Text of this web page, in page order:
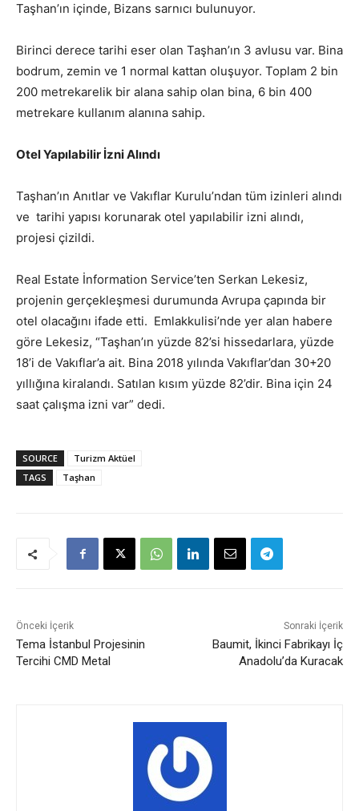
Taşhan’ın içinde, Bizans sarnıcı bulunuyor.
Birinci derece tarihi eser olan Taşhan’ın 3 avlusu var. Bina
bodrum, zemin ve 1 normal kattan oluşuyor. Toplam 2 bin
200 metrekarelik bir alana sahip olan bina, 6 bin 400
metrekare kullanım alanına sahip.
Otel Yapılabilir İzni Alındı
Taşhan’ın Anıtlar ve Vakıflar Kurulu’ndan tüm izinleri alındı
ve tarihi yapısı korunarak otel yapılabilir izni alındı,
projesi çizildi.
Real Estate İnformation Service’ten Serkan Lekesiz,
projenin gerçekleşmesi durumunda Avrupa çapında bir
otel olacağını ifade etti. Emlakkulisi’nde yer alan habere
göre Lekesiz, “Taşhan’ın yüzde 82’si hissedarlara, yüzde
18’i de Vakıflar’a ait. Bina 2018 yılında Vakıflar’dan 30+20
yıllığına kiralandı. Satılan kısım yüzde 82’dir. Bina için 24
saat çalışma izni var” dedi.
SOURCE
Turizm Aktüel
TAGS
Taşhan
Önceki İçerik
Tema İstanbul Projesinin
Tercihi CMD Metal
Sonraki İçerik
Baumit, İkinci Fabrikayı İç
Anadolu’da Kuracak